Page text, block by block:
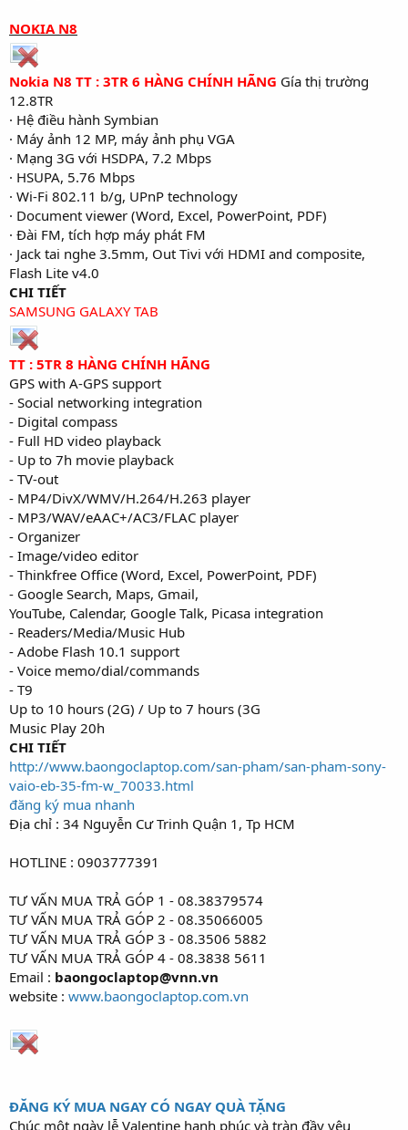
NOKIA N8
Nokia N8 TT : 3TR 6 HÀNG CHÍNH HÃNG Gía thị trường
12.8TR
· Hệ điều hành Symbian
· Máy ảnh 12 MP, máy ảnh phụ VGA
· Mạng 3G với HSDPA, 7.2 Mbps
· HSUPA, 5.76 Mbps
· Wi-Fi 802.11 b/g, UPnP technology
· Document viewer (Word, Excel, PowerPoint, PDF)
· Đài FM, tích hợp máy phát FM
· Jack tai nghe 3.5mm, Out Tivi với HDMI and composite,
Flash Lite v4.0
CHI TIẾT
SAMSUNG GALAXY TAB
TT : 5TR 8 HÀNG CHÍNH HÃNG
GPS with A-GPS support
- Social networking integration
- Digital compass
- Full HD video playback
- Up to 7h movie playback
- TV-out
- MP4/DivX/WMV/H.264/H.263 player
- MP3/WAV/eAAC+/AC3/FLAC player
- Organizer
- Image/video editor
- Thinkfree Office (Word, Excel, PowerPoint, PDF)
- Google Search, Maps, Gmail,
YouTube, Calendar, Google Talk, Picasa integration
- Readers/Media/Music Hub
- Adobe Flash 10.1 support
- Voice memo/dial/commands
- T9
Up to 10 hours (2G) / Up to 7 hours (3G
Music Play 20h
CHI TIẾT
http://www.baongoclaptop.com/san-pham/san-pham-sony-
vaio-eb-35-fm-w_70033.html
đăng ký mua nhanh
Địa chỉ : 34 Nguyễn Cư Trinh Quận 1, Tp HCM
HOTLINE : 0903777391
TƯ VẤN MUA TRẢ GÓP 1 - 08.38379574
TƯ VẤN MUA TRẢ GÓP 2 - 08.35066005
TƯ VẤN MUA TRẢ GÓP 3 - 08.3506 5882
TƯ VẤN MUA TRẢ GÓP 4 - 08.3838 5611
Email : baongoclaptop@vnn.vn
website : www.baongoclaptop.com.vn
ĐĂNG KÝ MUA NGAY CÓ NGAY QUÀ TẶNG
Chúc một ngày lễ Valentine hạnh phúc và tràn đầy yêu